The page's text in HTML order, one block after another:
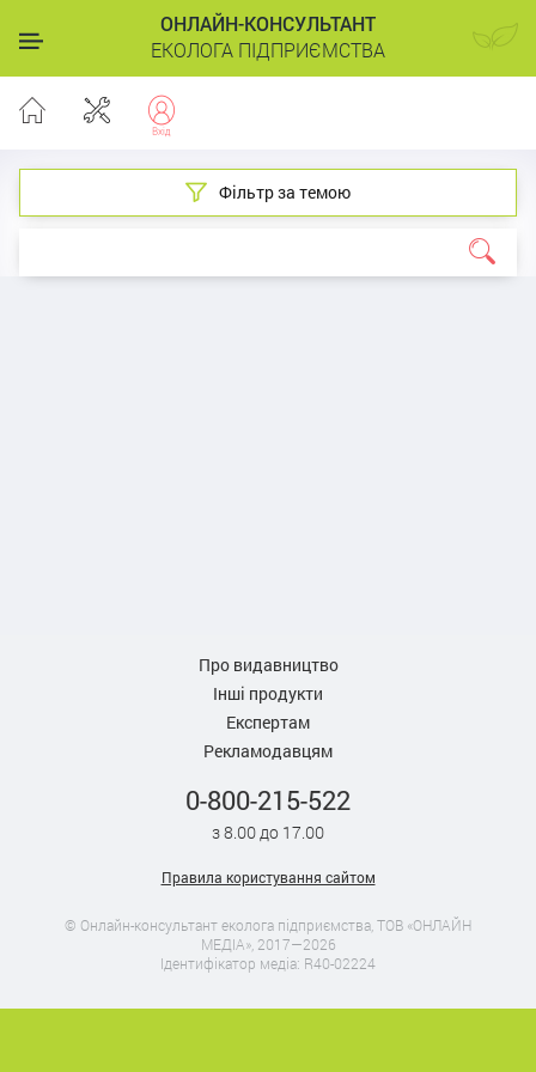
ОНЛАЙН-КОНСУЛЬТАНТ
ЕКОЛОГА ПІДПРИЄМСТВА
Фільтр за темою
Про видавництво
Інші продукти
Експертам
Рекламодавцям
0-800-215-522
з 8.00 до 17.00
Правила користування сайтом
© Онлайн-консультант еколога підприємства, ТОВ «ОНЛАЙН
МЕДІА», 2017—2026
Ідентифікатор медіа: R40-02224